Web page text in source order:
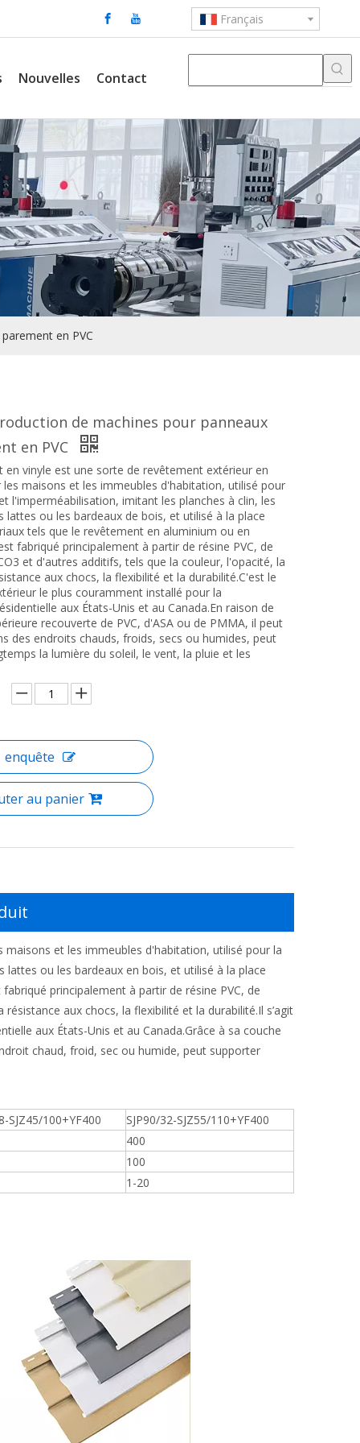
Français
Nouvelles Contact
en PVC
de machines pour panneaux
en PVC
en vinyle est une sorte de revêtement extérieur en
les maisons et les immeubles d'habitation, utilisé pour
l'imperméabilisation, imitant les planches à clin, les
lattes ou les bardeaux de bois, et utilisé à la place
tels que le revêtement en aluminium ou en
fabriqué principalement à partir de résine PVC, de
et d'autres additifs, tels que la couleur, l'opacité, la
aux chocs, la flexibilité et la durabilité.C'est le
le plus couramment installé pour la
aux États-Unis et au Canada.En raison de
recouverte de PVC, d'ASA ou de PMMA, il peut
des endroits chauds, froids, secs ou humides, peut
la lumière du soleil, le vent, la pluie et les
enquête
au panier
et les immeubles d'habitation, utilisé pour la
ou les bardeaux en bois, et utilisé à la place
principalement à partir de résine PVC, de
aux chocs, la flexibilité et la durabilité.Il s’agit
aux États-Unis et au Canada.Grâce à sa couche
chaud, froid, sec ou humide, peut supporter
SJZ45/100+YF400
SJP90/32-SJZ55/110+YF400
400
100
1-20